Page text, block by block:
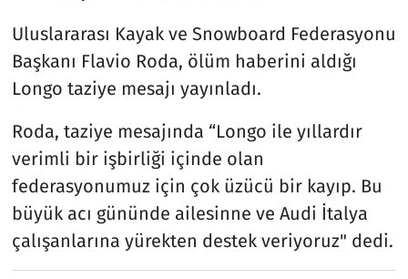
Uluslararası Kayak ve Snowboard Federasyonu
Başkanı Flavio Roda, ölüm haberini aldığı
Longo taziye mesajı yayınladı.
Roda, taziye mesajında “Longo ile yıllardır
verimli bir işbirliği içinde olan
federasyonumuz için çok üzücü bir kayıp. Bu
büyük acı gününde ailesinne ve Audi İtalya
çalışanlarına yürekten destek veriyoruz" dedi.